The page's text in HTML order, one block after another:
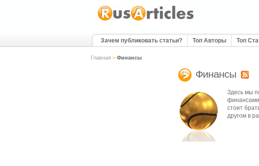
Зачем публиковать статьи? Топ Авторы Топ
Главная > Финансы
Финансы
Здесь мы
стоит
другом в